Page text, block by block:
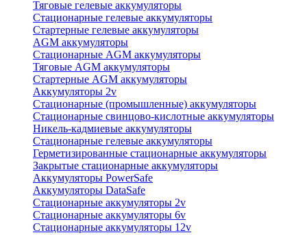
Тяговые гелевые аккумуляторы
Стационарные гелевые аккумуляторы
Стартерные гелевые аккумуляторы
AGM аккумуляторы
Стационарные AGM аккумуляторы
Тяговые AGM аккумуляторы
Стартерные AGM аккумуляторы
Аккумуляторы 2v
Стационарные (промышленные) аккумуляторы
Стационарные свинцово-кислотные аккумуляторы
Никель-кадмиевые аккумуляторы
Стационарные гелевые аккумуляторы
Герметизированные стационарные аккумуляторы
Закрытые стационарные аккумуляторы
Аккумуляторы PowerSafe
Аккумуляторы DataSafe
Стационарные аккумуляторы 2v
Стационарные аккумуляторы 6v
Стационарные аккумуляторы 12v